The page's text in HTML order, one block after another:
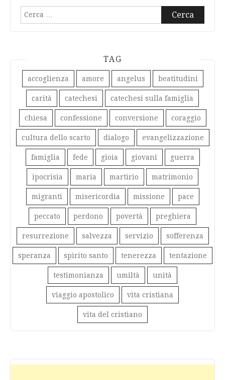
Ricerca
TAG
accoglienza amore angelus beatitudini
carità catechesi catechesi sulla famiglia
chiesa confessione conversione coraggio
cultura dello scarto dialogo evangelizzazione
famiglia fede gioia giovani guerra
ipocrisia maria martirio matrimonio
migranti misericordia missione pace
peccato perdono povertà preghiera
resurrezione salvezza servizio sofferenza
speranza spirito santo tenerezza tentazione
testimonianza umiltà unità
viaggio apostolico vita cristiana
vita del cristiano